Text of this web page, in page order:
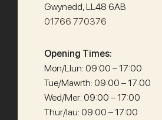
Gwynedd, LL48 6AB
01766 770376
Opening Times:
Mon/Llun: 09:00 – 17:00
Tue/Mawrth: 09:00 – 17:00
Wed/Mer: 09:00 – 17:00
Thur/Iau: 09:00 – 17:00